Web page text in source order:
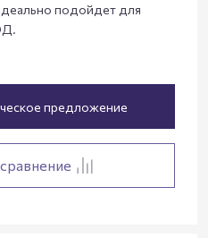
подойдет для
предложение